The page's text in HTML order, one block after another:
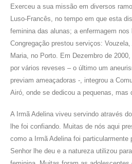
Exerceu a sua missão em diversos
Luso-Francês, no tempo em que esta
feminina das alunas; a enfermagem nos
Congregação prestou serviços:
Maria, no Porto. Em Dezembro de
por vários reveses – o último um
previam ameaçadoras -, integrou a
Airó, onde se dedicou a pequenas, mas
A Irmã Adelina viveu servindo através
lhe foi confiando. Muitas de nós aqui
como a Irmã Adelina foi particularmente
Senhor lhe deu e a natureza utilizou